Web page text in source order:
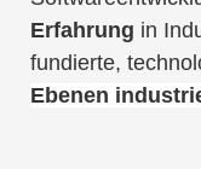
Erfahrung in
fundierte,
Ebenen